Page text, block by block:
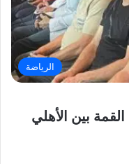
الرياضة
بين الأهلي